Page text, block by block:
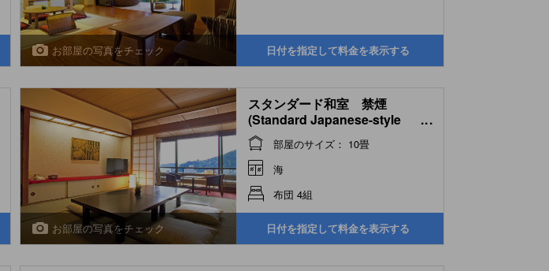
お部屋の写真をチェック 日付を指定して料金を表示する
お部屋の写真をチェック
スタンダード和室 禁煙
(Standard Japanese-style
Room )
...
部屋のサイズ： 10畳
海
布団 4組
日付を指定して料金を表示する